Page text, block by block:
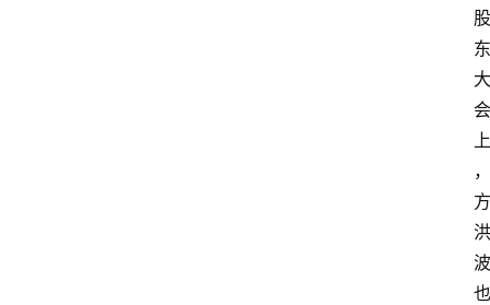
股
东
大
会
上
，
方
洪
波
也